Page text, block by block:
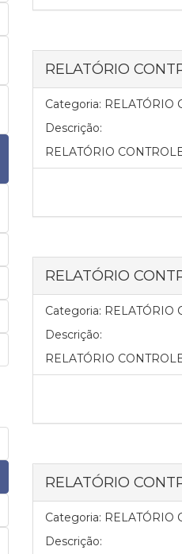
RELATÓRIO
Categoria: RELATÓRIO
Descrição:
RELATÓRIO
RELATÓRIO
Categoria: RELATÓRIO
Descrição:
RELATÓRIO
RELATÓRIO
Categoria: RELATÓRIO
Descrição: